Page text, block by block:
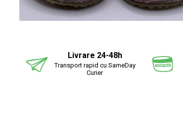
Livrare 24-48h
Transport rapid cu SameDay
Curier